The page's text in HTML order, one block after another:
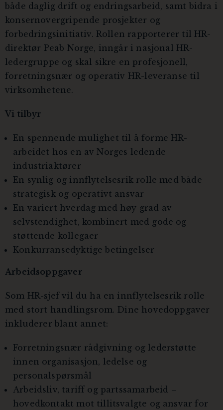
både daglig drift og endringsarbeid, samt bidra i
konsernovergripende prosjekter og
forbedringsinitiativ. Rollen rapporterer til HR-
direktør Peab Norge, inngår i nasjonal HR-
ledergruppe og skal sikre en profesjonell,
forretningsnær og operativ HR-leveranse til
virksomhetene.
Vi tilbyr
En spennende mulighet til å forme HR-
arbeidet hos en av Norges ledende
industriaktører
En synlig og innflytelsesrik rolle med både
strategisk og operativt ansvar
En variert hverdag med høy grad av
selvstendighet, kombinert med gode og
støttende kollegaer
Konkurransedyktige betingelser
Arbeidsoppgaver
Som HR-sjef vil du ha en innflytelsesrik rolle
med stort handlingsrom. Dine hovedoppgaver
inkluderer blant annet:
Forretningsnær rådgivning og lederstøtte
innen organisasjon, ledelse og
personalspørsmål
Arbeidsliv, tariff og partssamarbeid –
hovedkontakt mot tillitsvalgte og ansvar for